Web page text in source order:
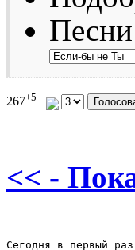
267+5
<< -
Сегодня в первый